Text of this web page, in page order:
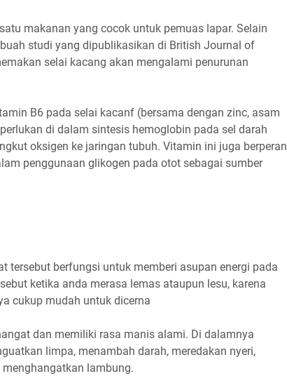
makanan yang cocok untuk pemuas lapar. Selain
studi yang dipublikasikan di British Journal of
selai kacang akan mengalami penurunan
B6 pada selai kacanf (bersama dengan zinc, asam
di dalam sintesis hemoglobin pada sel darah
oksigen ke jaringan tubuh. Vitamin ini juga berperan
penggunaan glikogen pada otot sebagai sumber
tersebut berfungsi untuk memberi asupan energi pada
ketika anda merasa lemas ataupun lesu, karena
cukup mudah untuk dicerna
dan memiliki rasa manis alami. Di dalamnya
limpa, menambah darah, meredakan nyeri,
lambung.